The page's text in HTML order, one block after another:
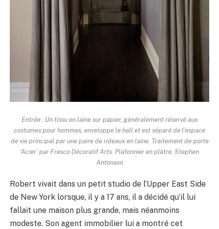
Entrée : Un tissu en laine sur papier, généralement réservé aux
costumes pour hommes, enveloppe le hall et est séparé de l’espace
de vie principal par une paire de rideaux en laine. Traitement de porte
‘Acier’ par Fresco Décoratif Arts. Plafonnier en plâtre, Stephen
Antonson
Robert vivait dans un petit studio de l’Upper East Side
de New York lorsque, il y a 17 ans, il a décidé qu’il lui
fallait une maison plus grande, mais néanmoins
modeste. Son agent immobilier lui a montré cet